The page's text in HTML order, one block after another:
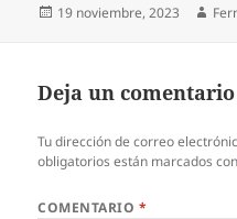
Publicado
19 noviembre, 2023
Deja un comentario
Tu dirección de correo
obligatorios están marcados
COMENTARIO *